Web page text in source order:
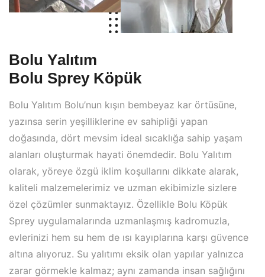
Bolu Yalıtım
Bolu Sprey Köpük
Bolu Yalıtım Bolu’nun kışın bembeyaz kar örtüsüne,
yazınsa serin yeşilliklerine ev sahipliği yapan
doğasında, dört mevsim ideal sıcaklığa sahip yaşam
alanları oluşturmak hayati önemdedir. Bolu Yalıtım
olarak, yöreye özgü iklim koşullarını dikkate alarak,
kaliteli malzemelerimiz ve uzman ekibimizle sizlere
özel çözümler sunmaktayız. Özellikle Bolu Köpük
Sprey uygulamalarında uzmanlaşmış kadromuzla,
evlerinizi hem su hem de ısı kayıplarına karşı güvence
altına alıyoruz. Su yalıtımı eksik olan yapılar yalnızca
zarar görmekle kalmaz; aynı zamanda insan sağlığını